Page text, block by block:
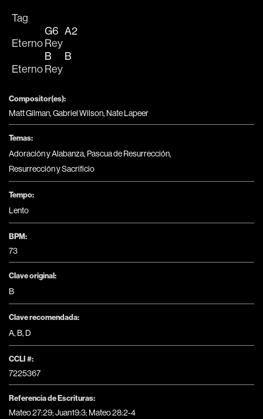
Tag
Eterno
G6
Rey
A2
Eterno
B
Rey
B
Compositor(es):
Matt Gilman, Gabriel Wilson, Nate Lapeer
Temas:
Adoración y Alabanza, Pascua de Resurrección,
Resurrección y Sacrificio
Tempo:
Lento
BPM:
73
Clave original:
B
Clave recomendada:
A, B, D
CCLI #:
7225367
Referencia de Escrituras:
Mateo 27:29; Juan19:3; Mateo 28:2-4